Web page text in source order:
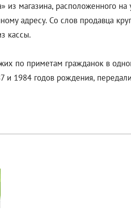
магазина, расположенного
адресу. Со слов продавца
кассы.
по приметам гражданок в
и 1984 годов рождения,